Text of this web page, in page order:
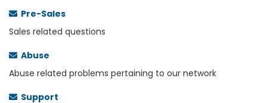
Contact
Us
Pre-Sales
Sales related questions
Abuse
Abuse related problems pertaining to our network
Support